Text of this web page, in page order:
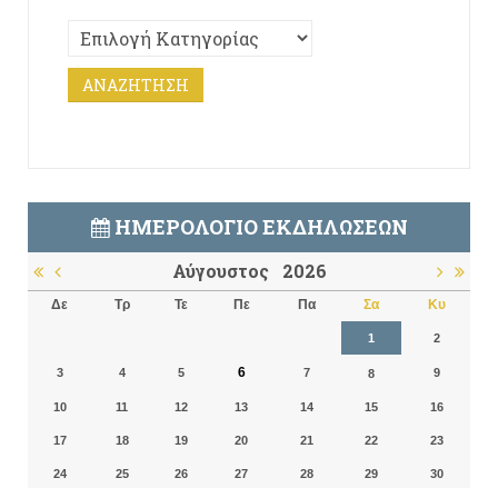
ΗΜΕΡΟΛΌΓΙΟ ΕΚΔΗΛΏΣΕΩΝ
Αύγουστος 2026
Δε Τρ Τε Πε Πα Σα Κυ
1 2
3 4 5 6 7 8 9
10 11 12 13 14 15 16
17 18 19 20 21 22 23
24 25 26 27 28 29 30